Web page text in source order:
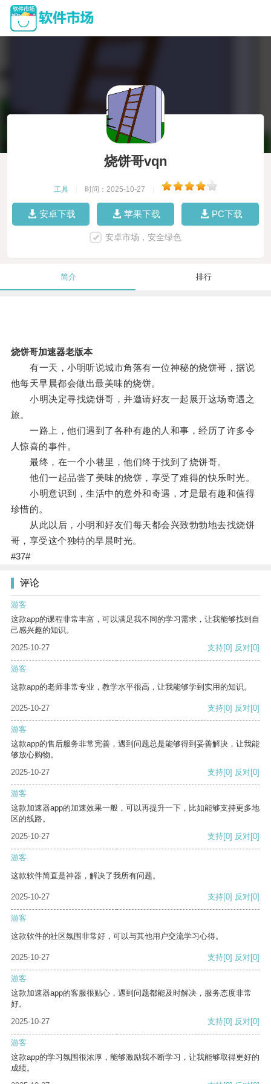
烧饼哥vqn
工具 时间：2025-10-27
安卓下载 苹果下载 PC下载
安卓市场，安全绿色
简介 排行
烧饼哥加速器老版本
有一天，小明听说城市角落有一位神秘的烧饼哥，据说
他每天早晨都会做出最美味的烧饼。
小明决定寻找烧饼哥，并邀请好友一起展开这场奇遇之
旅。
一路上，他们遇到了各种有趣的人和事，经历了许多令
人惊喜的事件。
最终，在一个小巷里，他们终于找到了烧饼哥。
他们一起品尝了美味的烧饼，享受了难得的快乐时光。
小明意识到，生活中的意外和奇遇，才是最有趣和值得
珍惜的。
从此以后，小明和好友们每天都会兴致勃勃地去找烧饼
哥，享受这个独特的早晨时光。
#37#
评论
游客
这款app的课程非常丰富，可以满足我不同的学习需求，让我能够找到自
己感兴趣的知识。
2025-10-27
支持[0] 反对[0]
游客
这款app的老师非常专业，教学水平很高，让我能够学到实用的知识。
2025-10-27 支持[0] 反对[0]
游客
这款app的售后服务非常完善，遇到问题总是能够得到妥善解决，让我能
够放心购物。
2025-10-27
支持[0] 反对[0]
游客
这款加速器app的加速效果一般，可以再提升一下，比如能够支持更多地
区的线路。
2025-10-27
支持[0] 反对[0]
游客
这款软件简直是神器，解决了我所有问题。
2025-10-27 支持[0] 反对[0]
游客
这款软件的社区氛围非常好，可以与其他用户交流学习心得。
2025-10-27 支持[0] 反对[0]
游客
这款加速器app的客服很贴心，遇到问题都能及时解决，服务态度非常
好。
2025-10-27
支持[0] 反对[0]
游客
这款app的学习氛围很浓厚，能够激励我不断学习，让我能够取得更好的
成绩。